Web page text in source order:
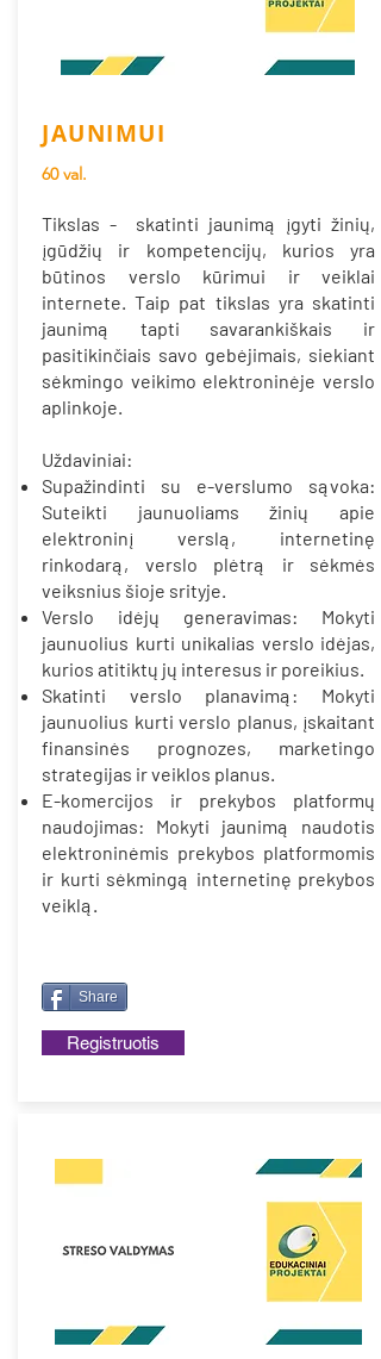
JAUNIMUI
60 val.
Tikslas - skatinti jaunimą įgyti žinių,
įgūdžių ir kompetencijų, kurios yra
būtinos verslo kūrimui ir veiklai
internete. Taip pat tikslas yra skatinti
jaunimą tapti savarankiškais ir
pasitikinčiais savo gebėjimais, siekiant
sėkmingo veikimo elektroninėje verslo
aplinkoje.
Uždaviniai:
Supažindinti su e-verslumo sąvoka:
Suteikti jaunuoliams žinių apie
elektroninį verslą, internetinę
rinkodarą, verslo plėtrą ir sėkmės
veiksnius šioje srityje.
Verslo idėjų generavimas: Mokyti
jaunuolius kurti unikalias verslo idėjas,
kurios atitiktų jų interesus ir poreikius.
Skatinti verslo planavimą: Mokyti
jaunuolius kurti verslo planus, įskaitant
finansinės prognozes, marketingo
strategijas ir veiklos planus.
E-komercijos ir prekybos platformų
naudojimas: Mokyti jaunimą naudotis
elektroninėmis prekybos platformomis
ir kurti sėkmingą internetinę prekybos
veiklą.
Share
Registruotis